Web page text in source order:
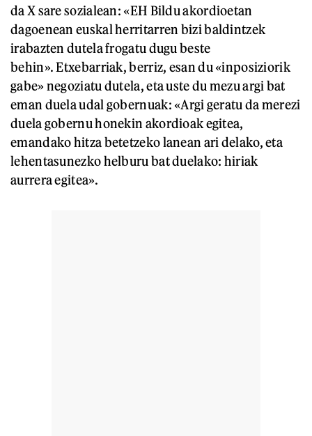
da X sare sozialean: «EH Bildu akordioetan
dagoenean euskal herritarren bizi baldintzek
irabazten dutela frogatu dugu beste
behin». Etxebarriak, berriz, esan du «inposiziorik
gabe» negoziatu dutela, eta uste du mezu argi bat
eman duela udal gobernuak: «Argi geratu da merezi
duela gobernu honekin akordioak egitea,
emandako hitza betetzeko lanean ari delako, eta
lehentasunezko helburu bat duelako: hiriak
aurrera egitea».